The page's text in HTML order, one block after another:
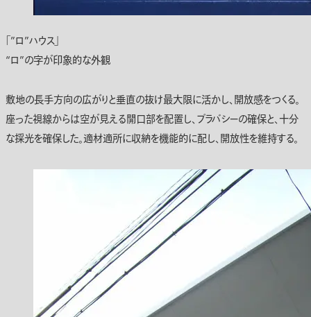
「”ロ”ハウス」
“ロ”の字が印象的な外観
敷地の長手方向の広がりと垂直の抜け最大限に活かし、開放感をつくる。
座った視線からは空が見える開口部を配置し、プラバシーの確保と、十分
な採光を確保した。適材適所に収納を機能的に配し、開放性を維持する。